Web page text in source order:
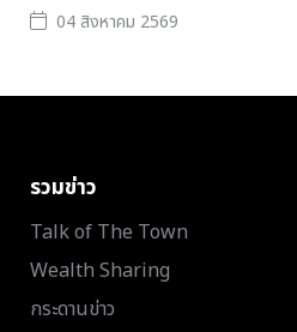
04 สิงหาคม 2569
รวมข่าว
Talk of The Town
Wealth Sharing
กระดานข่าว